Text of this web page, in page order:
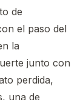
de
el paso del
la
junto con
perdida,
una de